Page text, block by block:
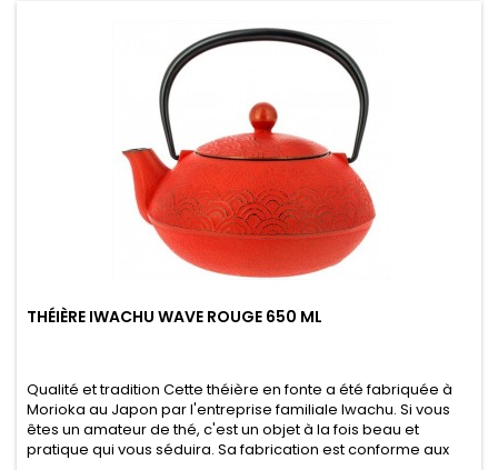
THÉIÈRE IWACHU WAVE ROUGE 650 ML
Qualité et tradition Cette théière en fonte a été fabriquée à
Morioka au Japon par l'entreprise familiale Iwachu. Si vous
êtes un amateur de thé, c'est un objet à la fois beau et
pratique qui vous séduira. Sa fabrication est conforme aux